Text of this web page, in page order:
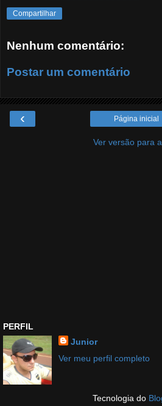
Compartilhar
Nenhum comentário:
Postar um comentário
‹ Página inicial
Ver versão para
PERFIL
Junior
Ver meu perfil completo
Tecnologia do